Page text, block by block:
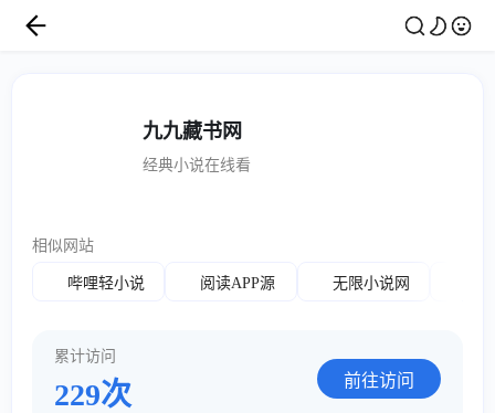
九九藏书网
经典小说在线看
相似网站
哔哩轻小说 阅读APP源 无限小说网
累计访问
229次 前往访问